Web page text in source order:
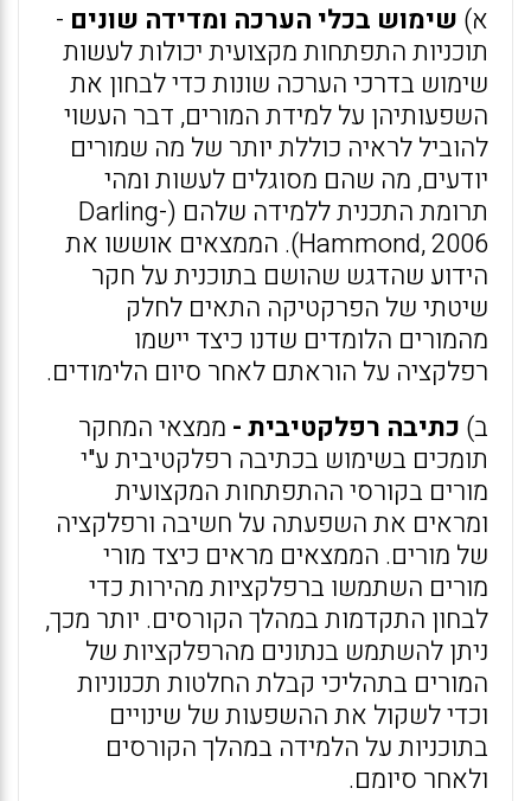
א) שימוש בכלי הערכה ומדידה שונים -
תוכניות התפתחות מקצועית יכולות לעשות
שימוש בדרכי הערכה שונות כדי לבחון את
השפעותיהן על למידת המורים, דבר העשוי
להוביל לראיה כוללת יותר של מה שמורים
יודעים, מה שהם מסוגלים לעשות ומהי
תרומת התכנית ללמידה שלהם (Darling-
Hammond, 2006). הממצאים אוששו את
הידוע שהדגש שהושם בתוכנית על חקר
שיטתי של הפרקטיקה התאים לחלק
מהמורים הלומדים שדנו כיצד יישמו
רפלקציה על הוראתם לאחר סיום הלימודים.
ב) כתיבה רפלקטיבית - ממצאי המחקר
תומכים בשימוש בכתיבה רפלקטיבית ע"י
מורים בקורסי ההתפתחות המקצועית
ומראים את השפעתה על חשיבה ורפלקציה
של מורים. הממצאים מראים כיצד מורי
מורים השתמשו ברפלקציות מהירות כדי
לבחון התקדמות במהלך הקורסים. יותר מכך,
ניתן להשתמש בנתונים מהרפלקציות של
המורים בתהליכי קבלת החלטות תכנוניות
וכדי לשקול את ההשפעות של שינויים
בתוכניות על הלמידה במהלך הקורסים
ולאחר סיומם.